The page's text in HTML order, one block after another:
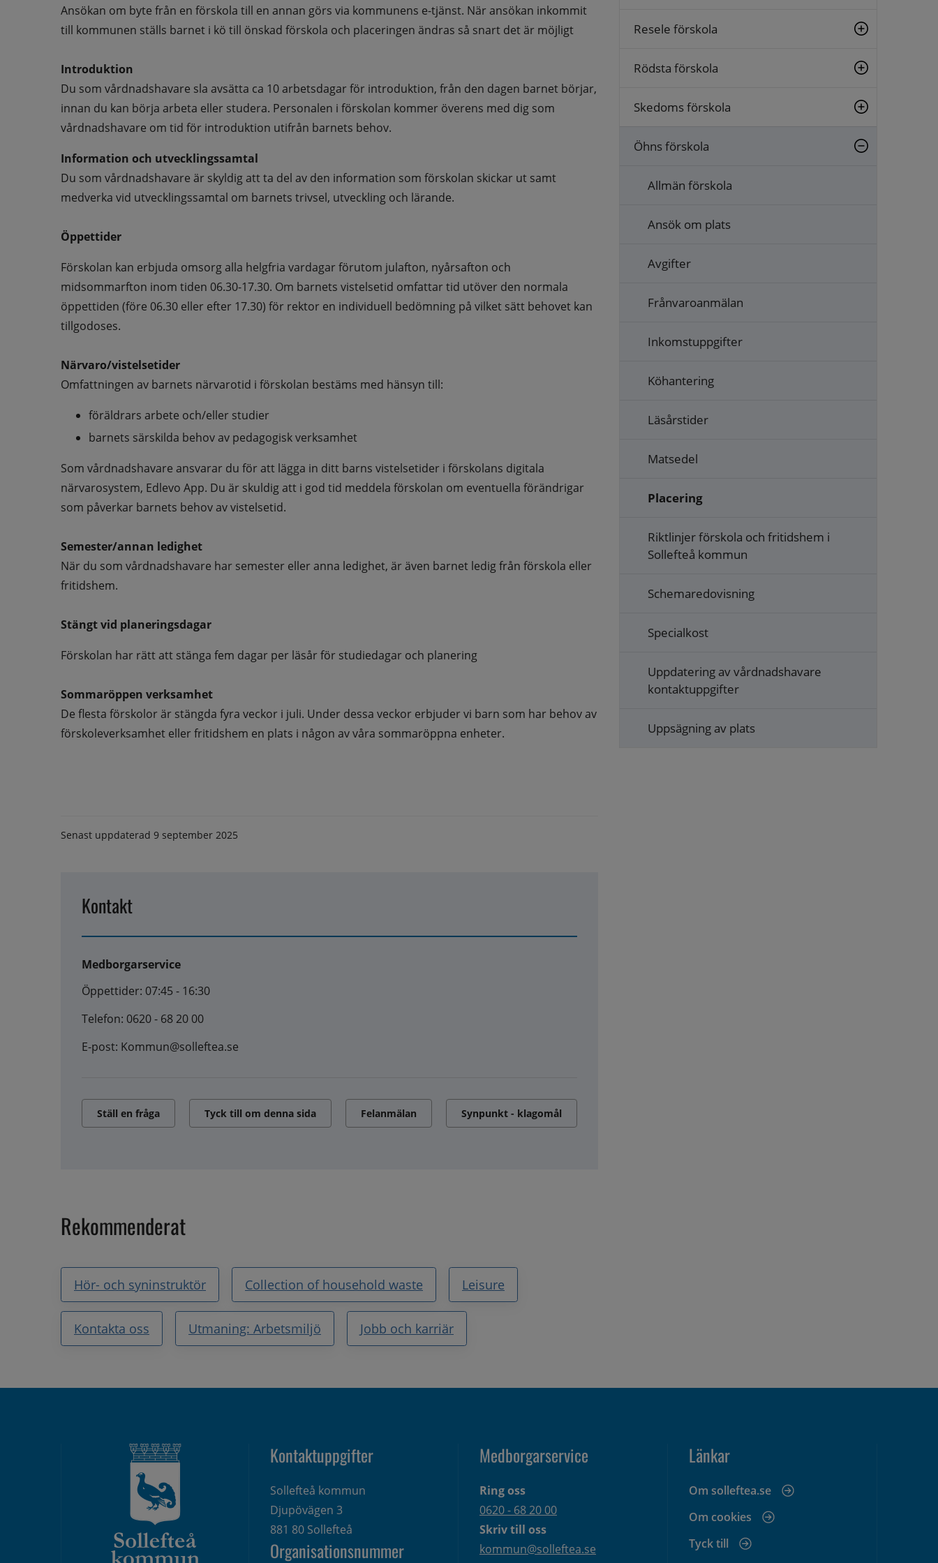
Ansökan om byte från en förskola till en annan görs via kommunens e-tjänst. När ansökan inkommit
till kommunen ställs barnet i kö till önskad förskola och placeringen ändras så snart det är möjligt
Introduktion
Du som vårdnadshavare sla avsätta ca 10 arbetsdagar för introduktion, från den dagen barnet börjar,
innan du kan börja arbeta eller studera. Personalen i förskolan kommer överens med dig som
vårdnadshavare om tid för introduktion utifrån barnets behov.
Information och utvecklingssamtal
Du som vårdnadshavare är skyldig att ta del av den information som förskolan skickar ut samt
medverka vid utvecklingssamtal om barnets trivsel, utveckling och lärande.
Öppettider
Förskolan kan erbjuda omsorg alla helgfria vardagar förutom julafton, nyårsafton och
midsommarfton inom tiden 06.30-17.30. Om barnets vistelsetid omfattar tid utöver den normala
öppettiden (före 06.30 eller efter 17.30) för rektor en individuell bedömning på vilket sätt behovet kan
tillgodoses.
Närvaro/vistelsetider
Omfattningen av barnets närvarotid i förskolan bestäms med hänsyn till:
föräldrars arbete och/eller studier
barnets särskilda behov av pedagogisk verksamhet
Som vårdnadshavare ansvarar du för att lägga in ditt barns vistelsetider i förskolans digitala
närvarosystem, Edlevo App. Du är skuldig att i god tid meddela förskolan om eventuella förändrigar
som påverkar barnets behov av vistelsetid.
Semester/annan ledighet
När du som vårdnadshavare har semester eller anna ledighet, är även barnet ledig från förskola eller
fritidshem.
Stängt vid planeringsdagar
Förskolan har rätt att stänga fem dagar per läsår för studiedagar och planering
Sommaröppen verksamhet
De flesta förskolor är stängda fyra veckor i juli. Under dessa veckor erbjuder vi barn som har behov av
förskoleverksamhet eller fritidshem en plats i någon av våra sommaröppna enheter.
Senast uppdaterad 9 september 2025
Kontakt
Medborgarservice
Öppettider: 07:45 - 16:30
Telefon: 0620 - 68 20 00
E-post: Kommun@solleftea.se
Ställ en fråga Tyck till om denna sida Felanmälan Synpunkt - klagomål
Rekommenderat
Hör- och syninstruktör Collection of household waste Leisure
Kontakta oss Utmaning: Arbetsmiljö Jobb och karriär
Resele förskola
Rödsta förskola
Skedoms förskola
Öhns förskola
Allmän förskola
Ansök om plats
Avgifter
Frånvaroanmälan
Inkomstuppgifter
Köhantering
Läsårstider
Matsedel
Placering
Riktlinjer förskola och fritidshem i
Sollefteå kommun
Schemaredovisning
Specialkost
Uppdatering av vårdnadshavare
kontaktuppgifter
Uppsägning av plats
Kontaktuppgifter
Sollefteå kommun
Djupövägen 3
881 80 Sollefteå
Organisationsnummer
Medborgarservice
Ring oss
0620 - 68 20 00
Skriv till oss
kommun@solleftea.se
Länkar
Om solleftea.se
Om cookies
Tyck till